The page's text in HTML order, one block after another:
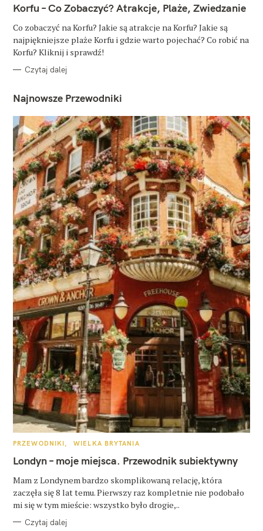
T
E
O
R
I
Korfu – Co Zobaczyć? Atrakcje, Plaże, Zwiedzanie
Co zobaczyć na Korfu? Jakie są atrakcje na Korfu? Jakie są
najpiękniejsze plaże Korfu i gdzie warto pojechać? Co robić na
Korfu? Kliknij i sprawdź!
Czytaj dalej
Najnowsze Przewodniki
K
T
E
O
R
I
PRZEWODNIKI WIELKA BRYTANIA
Londyn – moje miejsca. Przewodnik subiektywny
Mam z Londynem bardzo skomplikowaną relację, która
zaczęła się 8 lat temu. Pierwszy raz kompletnie nie podobało
mi się w tym mieście: wszystko było drogie,..
Czytaj dalej